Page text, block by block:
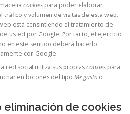
cookiespara poder elaborar
tráfico y volumen de visitas de esta web.
está consintiendo el tratamiento de
usted por Google. Por tanto, el ejercicio
en este sentido deberá hacerlo
con Google.
red social utiliza sus propiascookiespara
en botones del tipo Me gustao
eliminación de cookies